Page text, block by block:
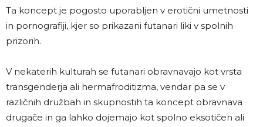
Ta koncept je pogosto uporabljen v erotični umetnosti
in pornografiji, kjer so prikazani futanari liki v spolnih
prizorih.
V nekaterih kulturah se futanari obravnavajo kot vrsta
transgenderja ali hermafroditizma, vendar pa se v
različnih družbah in skupnostih ta koncept obravnava
drugače in ga lahko dojemajo kot spolno eksotičen ali